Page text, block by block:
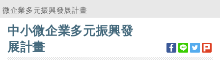
微企業多元振興發展計畫
:::
中小微企業多元振興發
展計畫